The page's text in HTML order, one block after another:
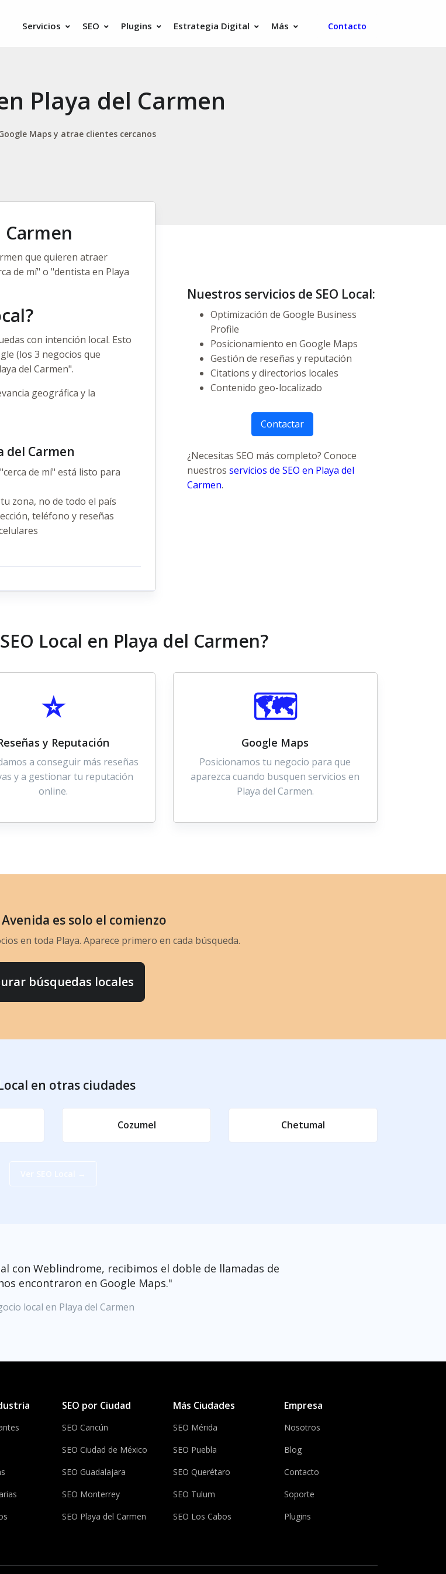
Servicios SEO Plugins Estrategia Digital Más Contacto
Playa del Carmen
Maps y atrae clientes cercanos
Carmen
que quieren atraer
de mí" o "dentista en Playa
con intención local. Esto
(los 3 negocios que
del Carmen".
geográfica y la
del Carmen
de mí" está listo para
zona, no de todo el país
teléfono y reseñas
Nuestros servicios de SEO Local:
Optimización de Google Business
Profile
Posicionamiento en Google Maps
Gestión de reseñas y reputación
Citations y directorios locales
Contenido geo-localizado
Contactar
¿Necesitas SEO más completo? Conoce
nuestros servicios de SEO en Playa del
Carmen.
Local en Playa del Carmen?
⭐
y Reputación
a conseguir más reseñas
y a gestionar tu reputación
online.
🗺️
Google Maps
Posicionamos tu negocio para que
aparezca cuando busquen servicios en
Playa del Carmen.
es solo el comienzo
en toda Playa. Aparece primero en cada búsqueda.
búsquedas locales
en otras ciudades
Cozumel Chetumal
con Weblindrome, recibimos el doble de llamadas de
encontraron en Google Maps."
local en Playa del Carmen
SEO por Ciudad
SEO Cancún
SEO Ciudad de México
SEO Guadalajara
SEO Monterrey
SEO Playa del Carmen
Más Ciudades
SEO Mérida
SEO Puebla
SEO Querétaro
SEO Tulum
SEO Los Cabos
Empresa
Nosotros
Blog
Contacto
Soporte
Plugins